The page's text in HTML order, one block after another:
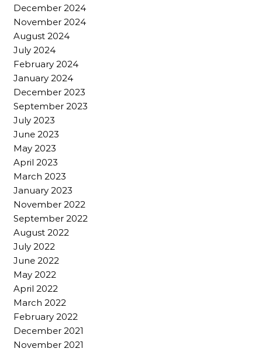
December 2024
November 2024
August 2024
July 2024
February 2024
January 2024
December 2023
September 2023
July 2023
June 2023
May 2023
April 2023
March 2023
January 2023
November 2022
September 2022
August 2022
July 2022
June 2022
May 2022
April 2022
March 2022
February 2022
December 2021
November 2021